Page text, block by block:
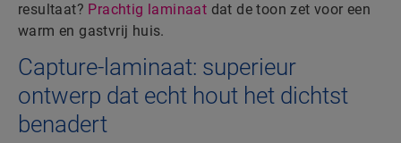
resultaat? Prachtig laminaat dat de toon zet voor een
warm en gastvrij huis.
Capture-laminaat: superieur
ontwerp dat echt hout het dichtst
benadert